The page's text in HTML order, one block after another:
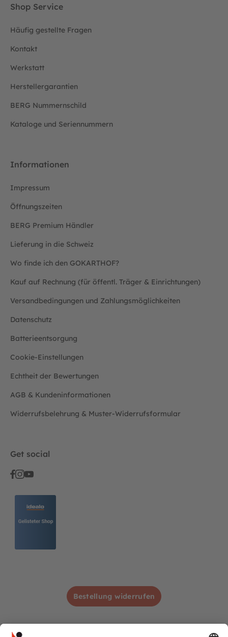
Shop Service
Häufig gestellte Fragen
Kontakt
Werkstatt
Herstellergarantien
BERG Nummernschild
Kataloge und Seriennummern
Informationen
Impressum
Öffnungszeiten
BERG Premium Händler
Lieferung in die Schweiz
Wo finde ich den GOKARTHOF?
Kauf auf Rechnung (für öffentl. Träger & Einrichtungen)
Versandbedingungen und Zahlungsmöglichkeiten
Datenschutz
Batterieentsorgung
Cookie-Einstellungen
Echtheit der Bewertungen
AGB & Kundeninformationen
Widerrufsbelehrung & Muster-Widerrufsformular
Get social
Bestellung widerrufen